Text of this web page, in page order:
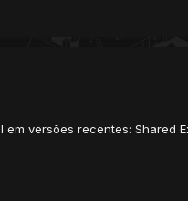
versões recentes: Shared